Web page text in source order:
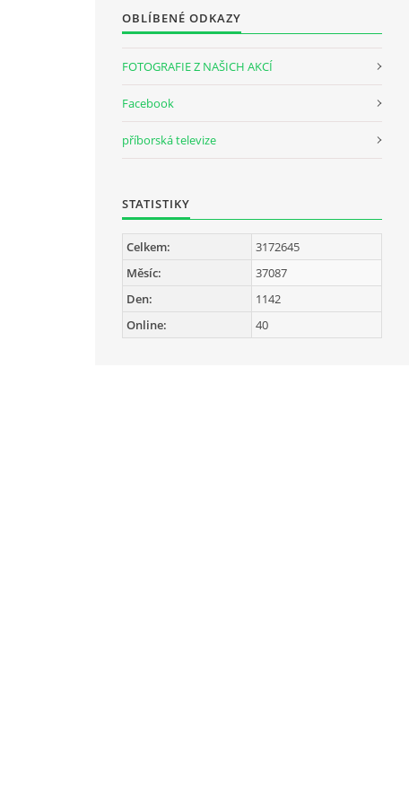
OBLÍBENÉ ODKAZY
FOTOGRAFIE Z NAŠICH AKCÍ
Facebook
příborská televize
STATISTIKY
Online: 40
Celkem:
3172645
Měsíc:
37087
Den:
1142